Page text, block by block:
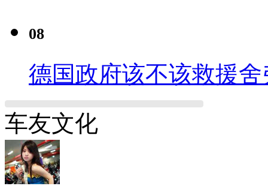
08
德国政府该不该救援舍
车友文化